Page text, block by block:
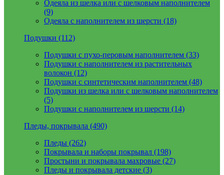
Одеяла из шелка или с шелковым наполнителем
(9)
Одеяла с наполнителем из шерсти (18)
Подушки (112)
Подушки с пухо-перовым наполнителем (33)
Подушки с наполнителем из растительных
волокон (12)
Подушки с синтетическим наполнителем (48)
Подушки из шелка или с шелковым наполнителем
(5)
Подушки с наполнителем из шерсти (14)
Пледы, покрывала (490)
Пледы (262)
Покрывала и наборы покрывал (198)
Простыни и покрывала махровые (27)
Пледы и покрывала детские (3)